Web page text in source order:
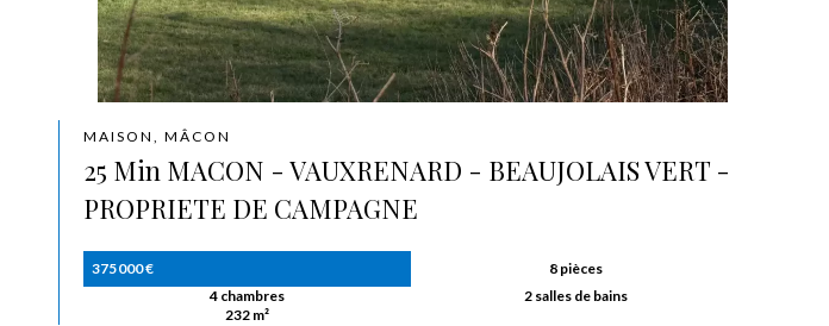
MAISON, MÂCON
25 Min MACON - VAUXRENARD - BEAUJOLAIS VERT -
PROPRIETE DE CAMPAGNE
375 000 €
8 pièces
4 chambres
2 salles de bains
232 m²